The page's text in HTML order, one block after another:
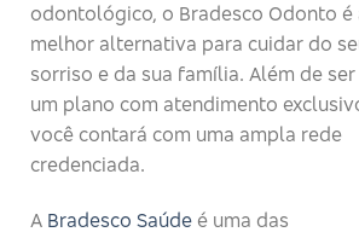
odontológico, o Bradesco Odonto é
melhor alternativa para cuidar do
sorriso e da sua família. Além de ser
um plano com atendimento
você contará com uma ampla rede
credenciada.
A Bradesco Saúde é uma das